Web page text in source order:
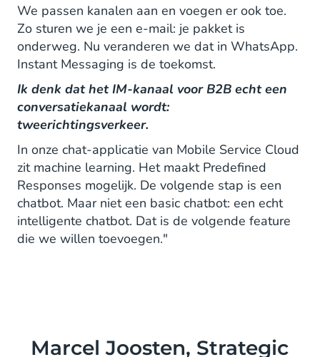
We passen kanalen aan en voegen er ook toe.
Zo sturen we je een e-mail: je pakket is
onderweg. Nu veranderen we dat in WhatsApp.
Instant Messaging is de toekomst.
Ik denk dat het IM-kanaal voor B2B echt een
conversatiekanaal wordt:
tweerichtingsverkeer.
In onze chat-applicatie van Mobile Service Cloud
zit machine learning. Het maakt Predefined
Responses mogelijk. De volgende stap is een
chatbot. Maar niet een basic chatbot: een echt
intelligente chatbot. Dat is de volgende feature
die we willen toevoegen."
Marcel Joosten, Strategic